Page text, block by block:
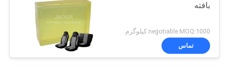
بافته
negotiable MOQ:1000 کیلوگرم
تماس